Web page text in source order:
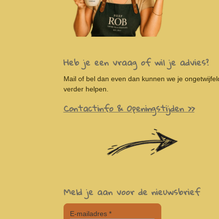
Heb je een vraag of wil je advies?
Mail of bel dan even dan kunnen we je
verder helpen.
Contactinfo & Openingstijden >>
Meld je aan voor de nieuwsbrief